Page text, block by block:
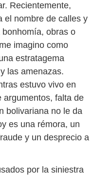
Recientemente,
el nombre de calles y
obras o
imagino como
estratagema
las amenazas.
estuvo vivo en
argumentos, falta de
bolivariana no le da
es una rémora, un
y un desprecio a
por la siniestra